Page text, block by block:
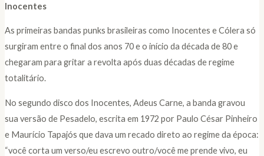
Inocentes
As primeiras bandas punks brasileiras como Inocentes e Cólera só
surgiram entre o final dos anos 70 e o início da década de 80 e
chegaram para gritar a revolta após duas décadas de regime
totalitário.
No segundo disco dos Inocentes, Adeus Carne, a banda gravou
sua versão de Pesadelo, escrita em 1972 por Paulo César Pinheiro
e Maurício Tapajós que dava um recado direto ao regime da época:
“você corta um verso/eu escrevo outro/você me prende vivo, eu